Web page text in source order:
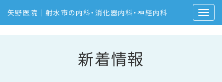
矢野医院｜射水市の内科・消化器内科・神経内科
新着情報